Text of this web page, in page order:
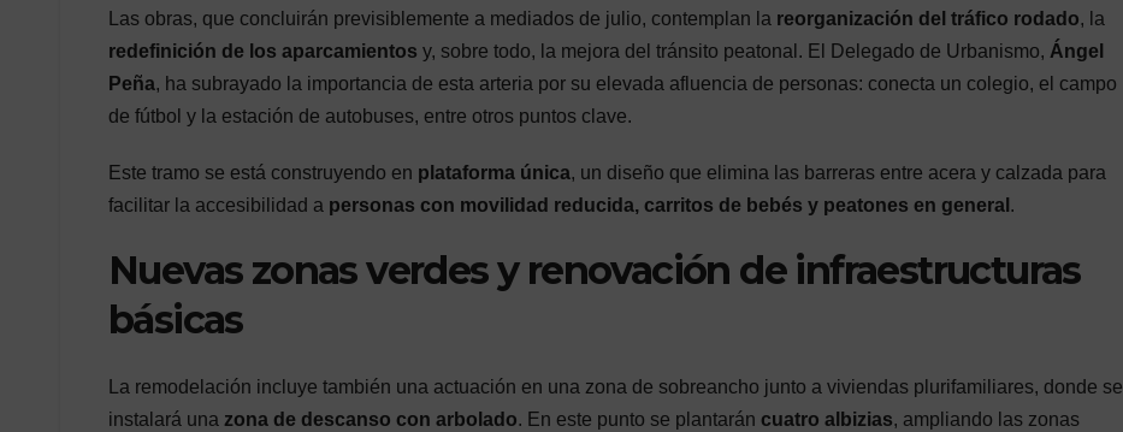
Las obras, que concluirán previsiblemente a mediados de julio, contemplan la reorganización del tráfico rodado, la
redefinición de los aparcamientos y, sobre todo, la mejora del tránsito peatonal. El Delegado de Urbanismo, Ángel
Peña, ha subrayado la importancia de esta arteria por su elevada afluencia de personas: conecta un colegio, el campo
de fútbol y la estación de autobuses, entre otros puntos clave.
Este tramo se está construyendo en plataforma única, un diseño que elimina las barreras entre acera y calzada para
facilitar la accesibilidad a personas con movilidad reducida, carritos de bebés y peatones en general .
Nuevas zonas verdes y renovación de infraestructuras
básicas
La remodelación incluye también una actuación en una zona de sobreancho junto a viviendas plurifamiliares, donde se
instalará una zona de descanso con arbolado. En este punto se plantarán cuatro albizias, ampliando las zonas